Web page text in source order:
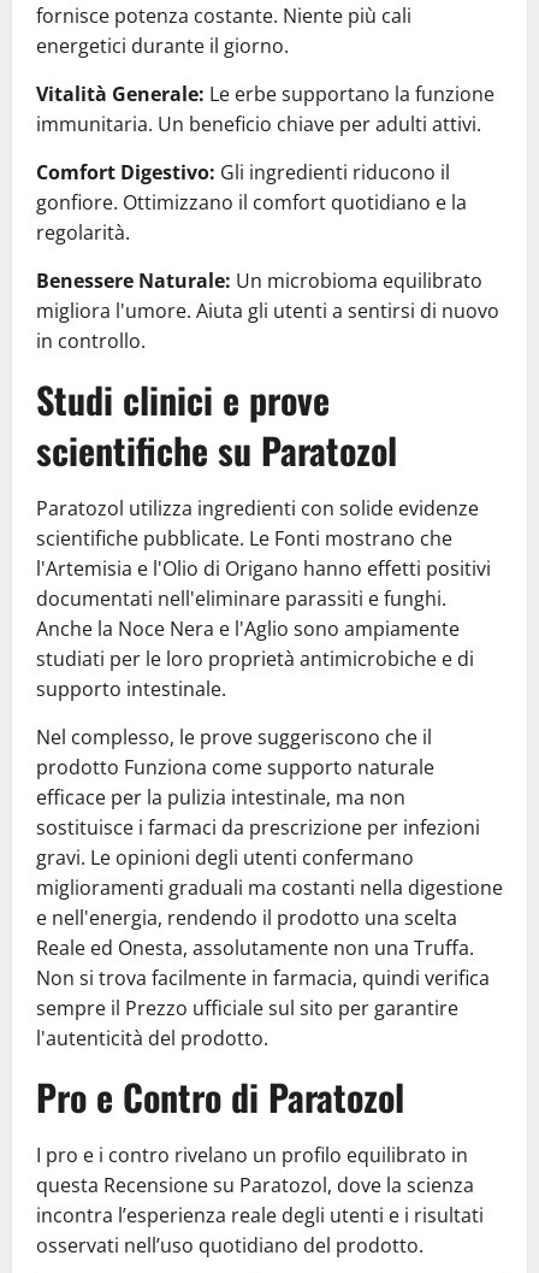
fornisce potenza costante. Niente più cali
energetici durante il giorno.
Vitalità Generale: Le erbe supportano la funzione
immunitaria. Un beneficio chiave per adulti attivi.
Comfort Digestivo: Gli ingredienti riducono il
gonfiore. Ottimizzano il comfort quotidiano e la
regolarità.
Benessere Naturale: Un microbioma equilibrato
migliora l'umore. Aiuta gli utenti a sentirsi di nuovo
in controllo.
Studi clinici e prove
scientifiche su Paratozol
Paratozol utilizza ingredienti con solide evidenze
scientifiche pubblicate. Le Fonti mostrano che
l'Artemisia e l'Olio di Origano hanno effetti positivi
documentati nell'eliminare parassiti e funghi.
Anche la Noce Nera e l'Aglio sono ampiamente
studiati per le loro proprietà antimicrobiche e di
supporto intestinale.
Nel complesso, le prove suggeriscono che il
prodotto Funziona come supporto naturale
efficace per la pulizia intestinale, ma non
sostituisce i farmaci da prescrizione per infezioni
gravi. Le opinioni degli utenti confermano
miglioramenti graduali ma costanti nella digestione
e nell'energia, rendendo il prodotto una scelta
Reale ed Onesta, assolutamente non una Truffa.
Non si trova facilmente in farmacia, quindi verifica
sempre il Prezzo ufficiale sul sito per garantire
l'autenticità del prodotto.
Pro e Contro di Paratozol
I pro e i contro rivelano un profilo equilibrato in
questa Recensione su Paratozol, dove la scienza
incontra l’esperienza reale degli utenti e i risultati
osservati nell’uso quotidiano del prodotto.